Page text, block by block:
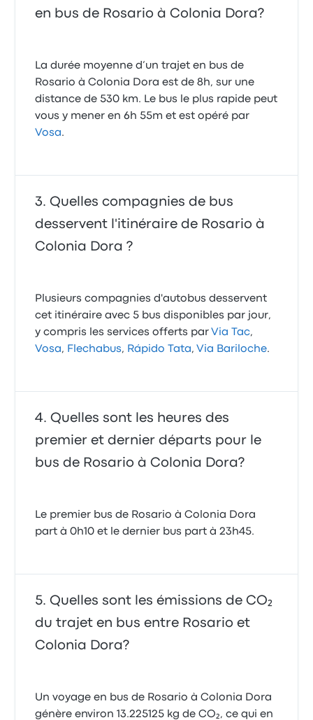
en bus de Rosario à Colonia Dora?
La durée moyenne d’un trajet en bus de
Rosario à Colonia Dora est de 8h, sur une
distance de 530 km. Le bus le plus rapide peut
vous y mener en 6h 55m et est opéré par
Vosa.
Quelles compagnies de bus
desservent l'itinéraire de Rosario à
Colonia Dora ?
Plusieurs compagnies d'autobus desservent
cet itinéraire avec 5 bus disponibles par jour,
y compris les services offerts parVia Tac,
Vosa, Flechabus, Rápido Tata,Via Bariloche.
Quelles sont les heures des
premier et dernier départs pour le
bus de Rosario à Colonia Dora?
Le premier bus de Rosario à Colonia Dora
part à 0h10 et le dernier bus part à 23h45.
Quelles sont les émissions de CO₂
du trajet en bus entre Rosario et
Colonia Dora?
Un voyage en bus de Rosario à Colonia Dora
génère environ 13.225125 kg de CO₂, ce qui en